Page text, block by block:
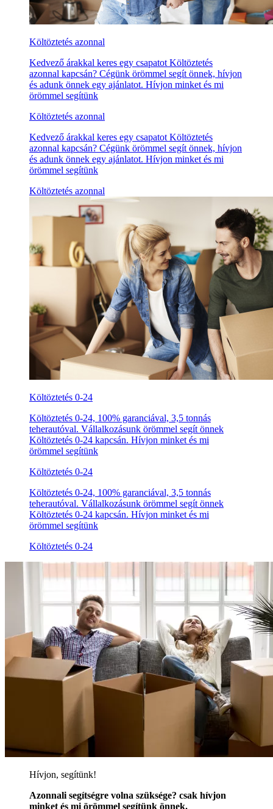
Költöztetés azonnal
Kedvező árakkal keres egy csapatot Költöztetés
azonnal kapcsán? Cégünk örömmel segít önnek, hívjon
és adunk önnek egy ajánlatot. Hívjon minket és mi
örömmel segítünk
Költöztetés azonnal
Kedvező árakkal keres egy csapatot Költöztetés
azonnal kapcsán? Cégünk örömmel segít önnek, hívjon
és adunk önnek egy ajánlatot. Hívjon minket és mi
örömmel segítünk
Költöztetés azonnal
Költöztetés 0-24
Költöztetés 0-24, 100% garanciával, 3,5 tonnás
teherautóval. Vállalkozásunk örömmel segít önnek
Költöztetés 0-24 kapcsán. Hívjon minket és mi
örömmel segítünk
Költöztetés 0-24
Költöztetés 0-24, 100% garanciával, 3,5 tonnás
teherautóval. Vállalkozásunk örömmel segít önnek
Költöztetés 0-24 kapcsán. Hívjon minket és mi
örömmel segítünk
Költöztetés 0-24
Hívjon, segítünk!
Azonnali segítségre volna szüksége? csak hívjon
minket és mi örömmel segítünk önnek.